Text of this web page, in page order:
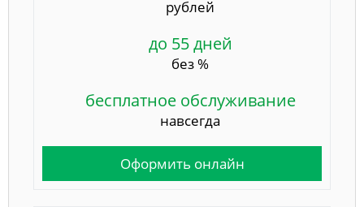
рублей
до 55 дней
без %
бесплатное обслуживание
навсегда
Оформить онлайн